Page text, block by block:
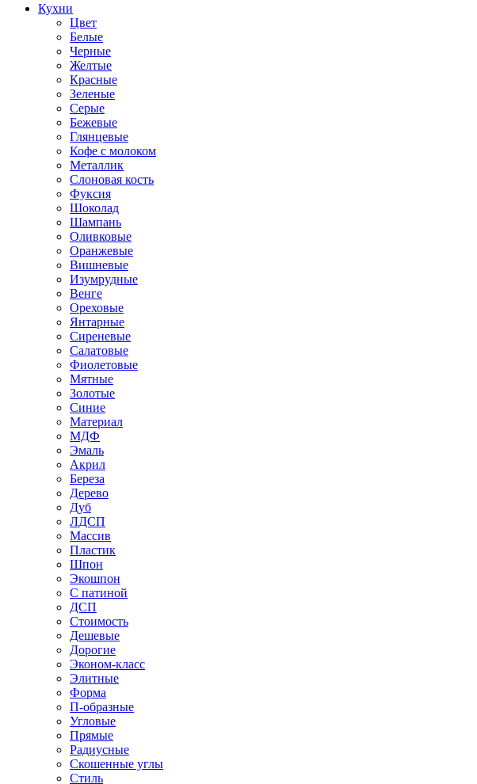
Кухни
Цвет
Белые
Черные
Желтые
Красные
Зеленые
Серые
Бежевые
Глянцевые
Кофе с молоком
Металлик
Слоновая кость
Фуксия
Шоколад
Шампань
Оливковые
Оранжевые
Вишневые
Изумрудные
Венге
Ореховые
Янтарные
Сиреневые
Салатовые
Фиолетовые
Мятные
Золотые
Синие
Материал
МДФ
Эмаль
Акрил
Береза
Дерево
Дуб
ЛДСП
Массив
Пластик
Шпон
Экошпон
С патиной
ДСП
Стоимость
Дешевые
Дорогие
Эконом-класс
Элитные
Форма
П-образные
Угловые
Прямые
Радиусные
Скошенные углы
Стиль